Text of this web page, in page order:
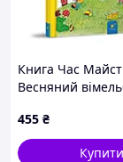
Книга Час
Весняний
455 ₴
Купити